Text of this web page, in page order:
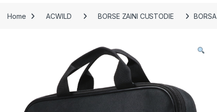
Home ACWILD BORSE ZAINI CUSTODIE